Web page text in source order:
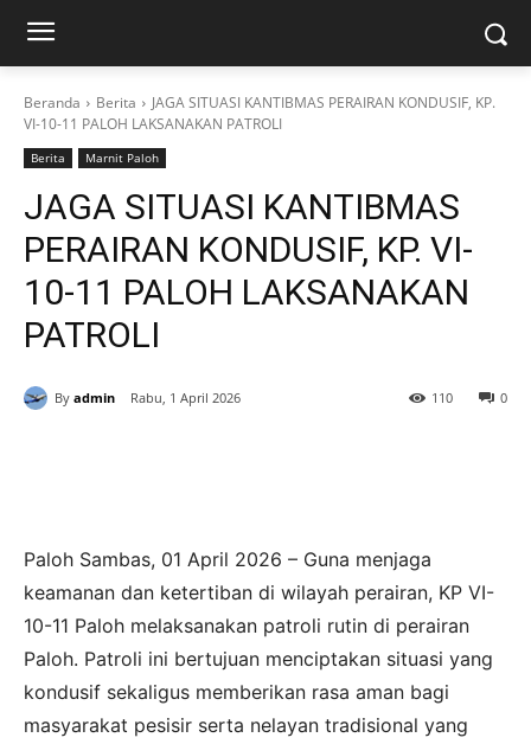
Beranda Berita
JAGA SITUASI KANTIBMAS PERAIRAN KONDUSIF, KP.
VI-10-11 PALOH LAKSANAKAN PATROLI
Berita Marnit Paloh
JAGA SITUASI KANTIBMAS
PERAIRAN KONDUSIF, KP. VI-
10-11 PALOH LAKSANAKAN
PATROLI
By admin Rabu, 1 April 2026 0
110
Paloh Sambas, 01 April 2026 – Guna menjaga
keamanan dan ketertiban di wilayah perairan, KP VI-
10-11 Paloh melaksanakan patroli rutin di perairan
Paloh. Patroli ini bertujuan menciptakan situasi yang
kondusif sekaligus memberikan rasa aman bagi
masyarakat pesisir serta nelayan tradisional yang